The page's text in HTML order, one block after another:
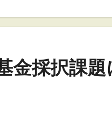
金採択課題